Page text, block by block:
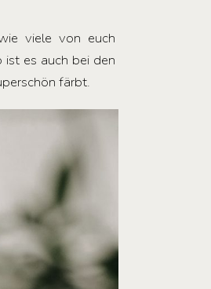
viele von euch
ist es auch bei den
färbt.